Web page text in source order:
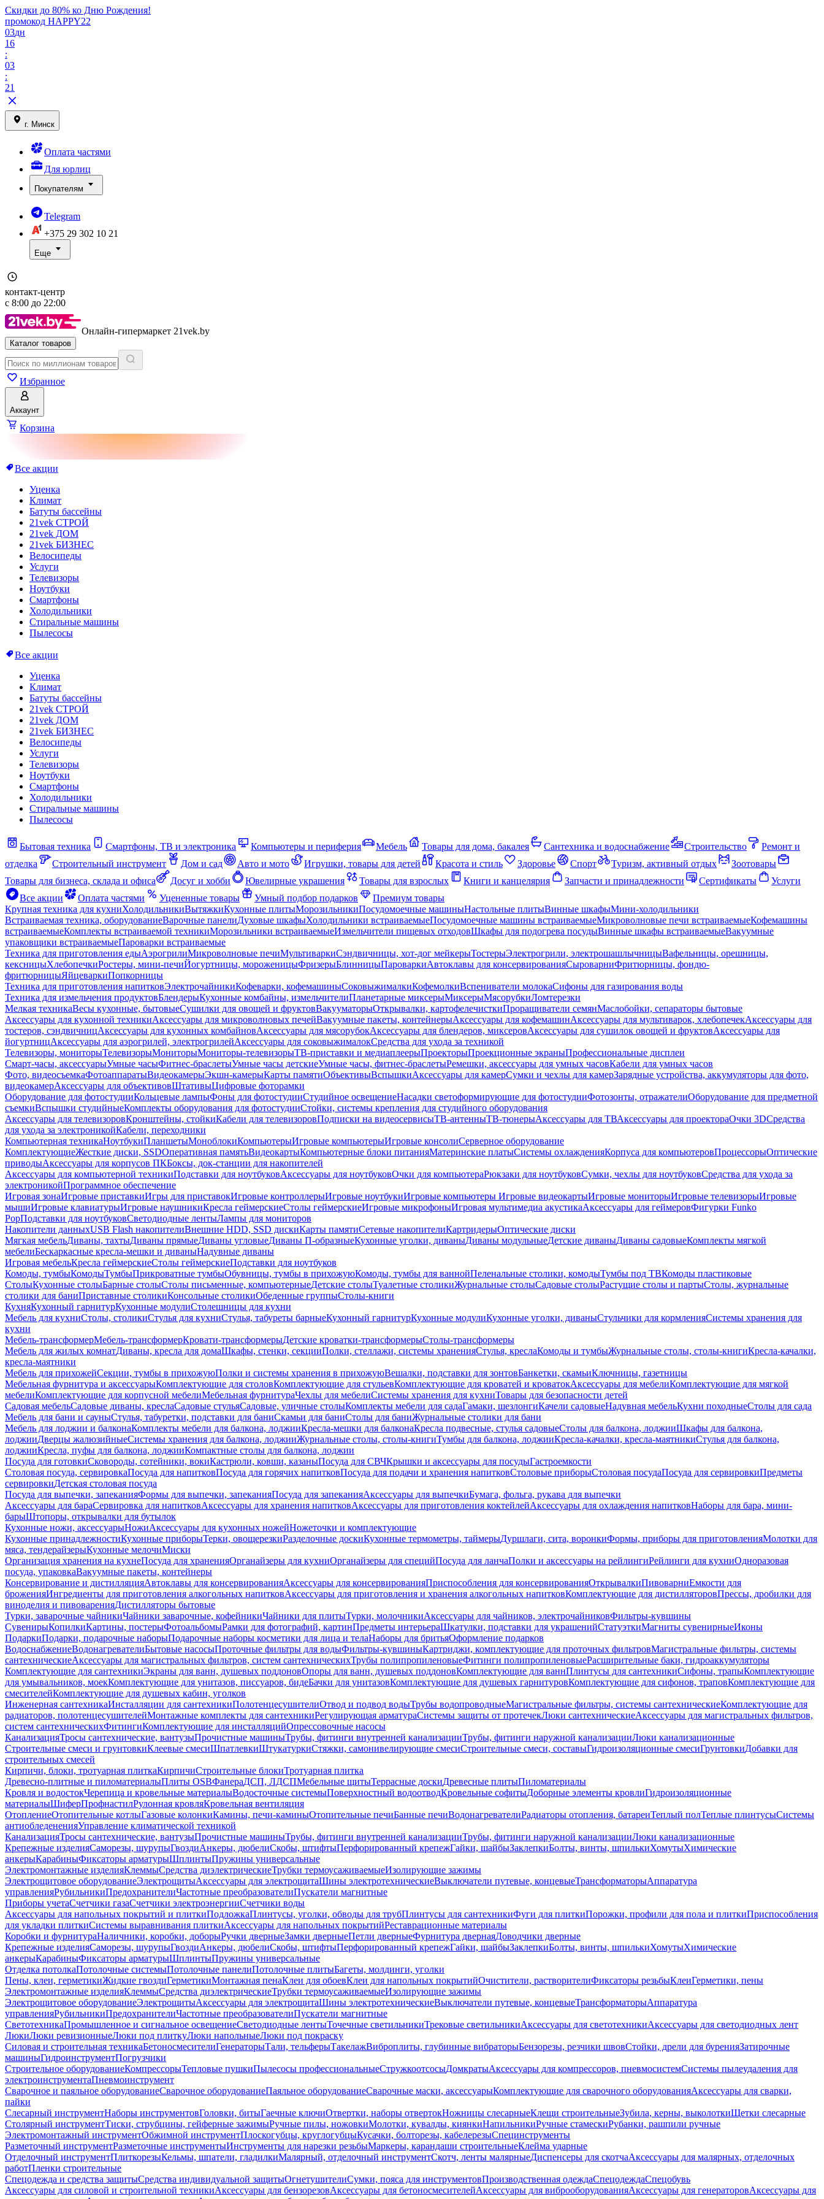
Скидки до 80% ко Дню Рождения!
промокод HAPPY22
03дн
16
:
03
:
21
г. Минск
Оплата частями
Для юрлиц
Покупателям
Telegram
+375 29 302 10 21
Еще
контакт-центр
с 8:00 до 22:00
Онлайн-гипермаркет 21vek.by
Каталог товаров
Избранное
Аккаунт
Корзина
Все акции
Уценка
Климат
Батуты бассейны
21vek СТРОЙ
21vek ДОМ
21vek БИЗНЕС
Велосипеды
Услуги
Телевизоры
Ноутбуки
Смартфоны
Холодильники
Стиральные машины
Пылесосы
Все акции
Уценка
Климат
Батуты бассейны
21vek СТРОЙ
21vek ДОМ
21vek БИЗНЕС
Велосипеды
Услуги
Телевизоры
Ноутбуки
Смартфоны
Холодильники
Стиральные машины
Пылесосы
Бытовая техника Смартфоны, ТВ и электроника Компьютеры и периферия Мебель Товары для дома, бакалея Сантехника и водоснабжение Строительство
Ремонт и
отделка
Строительный инструмент Дом и сад Авто и мото Игрушки, товары для детей Красота и стиль Здоровье Спорт Туризм, активный отдых
Зоотовары
Товары для бизнеса, склада и офиса
Досуг и хобби Ювелирные украшения Товары для взрослых Книги и канцелярия Запчасти и принадлежности Сертификаты
Услуги
Все акции
Оплата частями Уцененные товары Умный подбор подарков
Премиум товары
Крупная техника для кухниХолодильникиВытяжкиКухонные плитыМорозильникиПосудомоечные машиныНастольные плитыВинные шкафыМини-холодильники
Встраиваемая техника, оборудованиеВарочные панелиДуховые шкафыХолодильники встраиваемыеПосудомоечные машины встраиваемыеМикроволновые печи встраиваемыеКофемашины
встраиваемыеКомплекты встраиваемой техникиМорозильники встраиваемыеИзмельчители пищевых отходовШкафы для подогрева посудыВинные шкафы встраиваемыеВакуумные
упаковщики встраиваемыеПароварки встраиваемые
Техника для приготовления едыАэрогрилиМикроволновые печиМультиваркиСэндвичницы, хот-дог мейкерыТостерыЭлектрогрили, электрошашлычницыВафельницы, орешницы,
кексницыХлебопечкиРостеры, мини-печиЙогуртницы, мороженицыФризерыБлинницыПароваркиАвтоклавы для консервированияСыроварниФритюрницы, фондю-
фритюрницыЯйцеваркиПопкорницы
Техника для приготовления напитковЭлектрочайникиКофеварки, кофемашиныСоковыжималкиКофемолкиВспениватели молокаСифоны для газирования воды
Техника для измельчения продуктовБлендерыКухонные комбайны, измельчителиПланетарные миксерыМиксерыМясорубкиЛомтерезки
Мелкая техникаВесы кухонные, бытовыеСушилки для овощей и фруктовВакууматорыОткрывалки, картофелечисткиПроращиватели семянМаслобойки, сепараторы бытовые
Аксессуары для кухонной техникиАксессуары для микроволновых печейВакуумные пакеты, контейнерыАксессуары для кофемашинАксессуары для мультиварок, хлебопечекАксессуары для
тостеров, сэндвичницАксессуары для кухонных комбайновАксессуары для мясорубокАксессуары для блендеров, миксеровАксессуары для сушилок овощей и фруктовАксессуары для
йогуртницАксессуары для аэрогрилей, электрогрилейАксессуары для соковыжималокСредства для ухода за техникой
Телевизоры, мониторыТелевизорыМониторыМониторы-телевизорыТВ-приставки и медиаплеерыПроекторыПроекционные экраныПрофессиональные дисплеи
Смарт-часы, аксессуарыУмные часыФитнес-браслетыУмные часы детскиеУмные часы, фитнес-браслетыРемешки, аксессуары для умных часовКабели для умных часов
Фото, видеосъемкаФотоаппаратыВидеокамерыЭкшн-камерыКарты памятиОбъективыВспышкиАксессуары для камерСумки и чехлы для камерЗарядные устройства, аккумуляторы для фото,
видеокамерАксессуары для объективовШтативыЦифровые фоторамки
Оборудование для фотостудииКольцевые лампыФоны для фотостудииСтудийное освещениеНасадки светоформирующие для фотостудииФотозонты, отражателиОборудование для предметной
съемкиВспышки студийныеКомплекты оборудования для фотостудииСтойки, системы крепления для студийного оборудования
Аксессуары для телевизоровКронштейны, стойкиКабели для телевизоровПодписки на видеосервисыТВ-антенныТВ-тюнерыАксессуары для ТВАксессуары для проектораОчки 3DСредства
для ухода за электроникойКабели, переходники
Компьютерная техникаНоутбукиПланшетыМоноблокиКомпьютерыИгровые компьютерыИгровые консолиСерверное оборудование
КомплектующиеЖесткие диски, SSDОперативная памятьВидеокартыКомпьютерные блоки питанияМатеринские платыСистемы охлажденияКорпуса для компьютеровПроцессорыОптические
приводыАксессуары для корпусов ПКБоксы, док-станции для накопителей
Аксессуары для компьютерной техникиПодставки для ноутбуковАксессуары для ноутбуковОчки для компьютераРюкзаки для ноутбуковСумки, чехлы для ноутбуковСредства для ухода за
электроникойПрограммное обеспечение
Игровая зонаИгровые приставкиИгры для приставокИгровые контроллерыИгровые ноутбукиИгровые компьютеры Игровые видеокартыИгровые мониторыИгровые телевизорыИгровые
мышиИгровые клавиатурыИгровые наушникиКресла геймерскиеСтолы геймерскиеИгровые микрофоныИгровая мультимедиа акустикаАксессуары для геймеровФигурки Funko
PopПодставки для ноутбуковСветодиодные лентыЛампы для мониторов
Накопители данныхUSB Flash накопителиВнешние HDD, SSD дискиКарты памятиСетевые накопителиКартридерыОптические диски
Мягкая мебельДиваны, тахтыДиваны прямыеДиваны угловыеДиваны П-образныеКухонные уголки, диваныДиваны модульныеДетские диваныДиваны садовыеКомплекты мягкой
мебелиБескаркасные кресла-мешки и диваныНадувные диваны
Игровая мебельКресла геймерскиеСтолы геймерскиеПодставки для ноутбуков
Комоды, тумбыКомодыТумбыПрикроватные тумбыОбувницы, тумбы в прихожуюКомоды, тумбы для ваннойПеленальные столики, комодыТумбы под ТВКомоды пластиковые
СтолыКухонные столыБарные столыСтолы письменные, компьютерныеДетские столыТуалетные столикиЖурнальные столыСадовые столыРастущие столы и партыСтолы, журнальные
столики для баниПриставные столикиКонсольные столикиОбеденные группыСтолы-книги
КухняКухонный гарнитурКухонные модулиСтолешницы для кухни
Мебель для кухниСтолы, столикиСтулья для кухниСтулья, табуреты барныеКухонный гарнитурКухонные модулиКухонные уголки, диваныСтульчики для кормленияСистемы хранения для
кухни
Мебель-трансформерМебель-трансформерКровати-трансформерыДетские кроватки-трансформерыСтолы-трансформеры
Мебель для жилых комнатДиваны, кресла для домаШкафы, стенки, секцииПолки, стеллажи, системы храненияСтулья, креслаКомоды и тумбыЖурнальные столы, столы-книгиКресла-качалки,
кресла-маятники
Мебель для прихожейСекции, тумбы в прихожуюПолки и системы хранения в прихожуюВешалки, подставки для зонтовБанкетки, скамьиКлючницы, газетницы
Мебельная фурнитура и аксессуарыКомплектующие для столовКомплектующие для стульевКомплектующие для кроватей и кроватокАксессуары для мебелиКомплектующие для мягкой
мебелиКомплектующие для корпусной мебелиМебельная фурнитураЧехлы для мебелиСистемы хранения для кухниТовары для безопасности детей
Садовая мебельСадовые диваны, креслаСадовые стульяСадовые, уличные столыКомплекты мебели для садаГамаки, шезлонгиКачели садовыеНадувная мебельКухни походныеСтолы для сада
Мебель для бани и сауныСтулья, табуретки, подставки для баниСкамьи для баниСтолы для баниЖурнальные столики для бани
Мебель для лоджии и балконаКомплекты мебели для балкона, лоджииКресла-мешки для балконаКресла подвесные, стулья садовыеСтолы для балкона, лоджииШкафы для балкона,
лоджииДверцы жалюзийныеСистемы хранения для балкона, лоджииЖурнальные столы, столы-книгиТумбы для балкона, лоджииКресла-качалки, кресла-маятникиСтулья для балкона,
лоджииКресла, пуфы для балкона, лоджииКомпактные столы для балкона, лоджии
Посуда для готовкиСковороды, сотейники, вокиКастрюли, ковши, казаныПосуда для СВЧКрышки и аксессуары для посудыГастроемкости
Столовая посуда, сервировкаПосуда для напитковПосуда для горячих напитковПосуда для подачи и хранения напитковСтоловые приборыСтоловая посудаПосуда для сервировкиПредметы
сервировкиДетская столовая посуда
Посуда для выпечки, запеканияФормы для выпечки, запеканияПосуда для запеканияАксессуары для выпечкиБумага, фольга, рукава для выпечки
Аксессуары для бараСервировка для напитковАксессуары для хранения напитковАксессуары для приготовления коктейлейАксессуары для охлаждения напитковНаборы для бара, мини-
барыШтопоры, открывалки для бутылок
Кухонные ножи, аксессуарыНожиАксессуары для кухонных ножейНожеточки и комплектующие
Кухонные принадлежностиКухонные приборыТерки, овощерезкиРазделочные доскиКухонные термометры, таймерыДуршлаги, сита, воронкиФормы, приборы для приготовленияМолотки для
мяса, тендерайзерыКухонные мелочиМиски
Организация хранения на кухнеПосуда для храненияОрганайзеры для кухниОрганайзеры для специйПосуда для ланчаПолки и аксессуары на рейлингиРейлинги для кухниОдноразовая
посуда, упаковкаВакуумные пакеты, контейнеры
Консервирование и дистилляцияАвтоклавы для консервированияАксессуары для консервированияПриспособления для консервированияОткрывалкиПивоварниЕмкости для
броженияИнгредиенты для приготовления алкогольных напитковАксессуары для приготовления и хранения алкогольных напитковКомплектующие для дистилляторовПрессы, дробилки для
виноделия и пивоваренияДистилляторы бытовые
Турки, заварочные чайникиЧайники заварочные, кофейникиЧайники для плитыТурки, молочникиАксессуары для чайников, электрочайниковФильтры-кувшины
СувенирыКопилкиКартины, постерыФотоальбомыРамки для фотографий, картинПредметы интерьераШкатулки, подставки для украшенийСтатуэткиМагниты сувенирныеИконы
ПодаркиПодарки, подарочные наборыПодарочные наборы косметики для лица и телаНаборы для бритьяОформление подарков
ВодоснабжениеВодонагревателиБытовые насосыПроточные фильтры для водыФильтры-кувшиныКартриджи, комплектующие для проточных фильтровМагистральные фильтры, системы
сантехническиеАксессуары для магистральных фильтров, систем сантехническихТрубы полипропиленовыеФитинги полипропиленовыеРасширительные баки, гидроаккумуляторы
Комплектующие для сантехникиЭкраны для ванн, душевых поддоновОпоры для ванн, душевых поддоновКомплектующие для ваннПлинтусы для сантехникиСифоны, трапыКомплектующие
для умывальников, моекКомплектующие для унитазов, писсуаров, бидеБачки для унитазовКомплектующие для душевых гарнитуровКомплектующие для сифонов, траповКомплектующие для
смесителейКомплектующие для душевых кабин, уголков
Инженерная сантехникаИнсталляции для сантехникиПолотенцесушителиОтвод и подвод водыТрубы водопроводныеМагистральные фильтры, системы сантехническиеКомплектующие для
радиаторов, полотенцесушителейМонтажные комплекты для сантехникиРегулирующая арматураСистемы защиты от протечекЛюки сантехническиеАксессуары для магистральных фильтров,
систем сантехническихФитингиКомплектующие для инсталляцийОпрессовочные насосы
КанализацияТросы сантехнические, вантузыПрочистные машиныТрубы, фитинги внутренней канализацииТрубы, фитинги наружной канализацииЛюки канализационные
Строительные смеси и грунтовкиКлеевые смесиШпатлевкиШтукатуркиСтяжки, самонивелирующие смесиСтроительные смеси, составыГидроизоляционные смесиГрунтовкиДобавки для
строительных смесей
Кирпичи, блоки, тротуарная плиткаКирпичиСтроительные блокиТротуарная плитка
Древесно-плитные и пиломатериалыПлиты OSBФанераДСП, ЛДСПМебельные щитыТеррасные доскиДревесные плитыПиломатериалы
Кровля и водостокЧерепица и кровельные материалыВодосточные системыПоверхностный водоотводКровельные софитыДоборные элементы кровлиГидроизоляционные
материалыШиферПрофнастилРулонная кровляКровельная вентиляция
ОтоплениеОтопительные котлыГазовые колонкиКамины, печи-каминыОтопительные печиБанные печиВодонагревателиРадиаторы отопления, батареиТеплый полТеплые плинтусыСистемы
антиобледененияУправление климатической техникой
КанализацияТросы сантехнические, вантузыПрочистные машиныТрубы, фитинги внутренней канализацииТрубы, фитинги наружной канализацииЛюки канализационные
Крепежные изделияСаморезы, шурупыГвоздиАнкеры, дюбелиСкобы, штифтыПерфорированный крепежГайки, шайбыЗаклепкиБолты, винты, шпилькиХомутыХимические
анкерыКарабиныФиксаторы арматурыШплинтыПружины универсальные
Электромонтажные изделияКлеммыСредства диэлектрическиеТрубки термоусаживаемыеИзолирующие зажимы
Электрощитовое оборудованиеЭлектрощитыАксессуары для электрощитаШины электротехническиеВыключатели путевые, концевыеТрансформаторыАппаратура
управленияРубильникиПредохранителиЧастотные преобразователиПускатели магнитные
Приборы учетаСчетчики газаСчетчики электроэнергииСчетчики воды
Аксессуары для напольных покрытий и плиткиПодложкаПлинтусы, уголки, обводы для трубПлинтусы для сантехникиФуги для плиткиПорожки, профили для пола и плиткиПриспособления
для укладки плиткиСистемы выравнивания плиткиАксессуары для напольных покрытийРеставрационные материалы
Коробки и фурнитураНаличники, коробки, доборыРучки дверныеЗамки дверныеПетли дверныеФурнитура двернаяДоводчики дверные
Крепежные изделияСаморезы, шурупыГвоздиАнкеры, дюбелиСкобы, штифтыПерфорированный крепежГайки, шайбыЗаклепкиБолты, винты, шпилькиХомутыХимические
анкерыКарабиныФиксаторы арматурыШплинтыПружины универсальные
Отделка потолкаПотолочные системыПотолочные панелиПотолочные плитыБагеты, молдинги, уголки
Пены, клеи, герметикиЖидкие гвоздиГерметикиМонтажная пенаКлеи для обоевКлеи для напольных покрытийОчистители, растворителиФиксаторы резьбыКлеиГерметики, пены
Электромонтажные изделияКлеммыСредства диэлектрическиеТрубки термоусаживаемыеИзолирующие зажимы
Электрощитовое оборудованиеЭлектрощитыАксессуары для электрощитаШины электротехническиеВыключатели путевые, концевыеТрансформаторыАппаратура
управленияРубильникиПредохранителиЧастотные преобразователиПускатели магнитные
СветотехникаПромышленное и сигнальное освещениеСветодиодные лентыТочечные светильникиТрековые светильникиАксессуары для светотехникиАксессуары для светодиодных лент
ЛюкиЛюки ревизионныеЛюки под плиткуЛюки напольныеЛюки под покраску
Силовая и строительная техникаБетоносмесителиГенераторыТали, тельферыТакелажВиброплиты, глубинные вибраторыБензорезы, резчики швовСтойки, дрели для буренияЗатирочные
машиныГидроинструментПогрузчики
Строительное оборудованиеКомпрессорыТепловые пушкиПылесосы профессиональныеСтружкоотсосыДомкратыАксессуары для компрессоров, пневмосистемСистемы пылеудаления для
электроинструментаПневмоинструмент
Сварочное и паяльное оборудованиеСварочное оборудованиеПаяльное оборудованиеСварочные маски, аксессуарыКомплектующие для сварочного оборудованияАксессуары для сварки,
пайки
Слесарный инструментНаборы инструментовГоловки, битыГаечные ключиОтвертки, наборы отвертокНожницы слесарныеКлещи строительныеЗубила, керны, выколоткиЩетки слесарные
Столярный инструментТиски, струбцины, гейферные зажимыРучные пилы, ножовкиМолотки, кувалды, киянкиНапильникиРучные стамескиРубанки, рашпили ручные
Электромонтажный инструментОбжимной инструментПлоскогубцы, круглогубцыКусачки, болторезы, кабелерезыСпецинструменты
Разметочный инструментРазметочные инструментыИнструменты для нарезки резьбыМаркеры, карандаши строительныеКлейма ударные
Отделочный инструментПлиткорезыКельмы, шпатели, гладилкиМалярный, отделочный инструментСкотч, ленты малярныеДиспенсеры для скотчаАксессуары для малярных, отделочных
работПленки строительные
Спецодежда и средства защитыСредства индивидуальной защитыОгнетушителиСумки, пояса для инструментовПроизводственная одеждаСпецодеждаСпецобувь
Аксессуары для силовой и строительной техникиАксессуары для бензорезовАксессуары для бетоносмесителейАксессуары для виброоборудованияАксессуары для генераторовАксессуары для